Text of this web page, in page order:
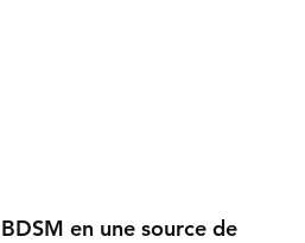
en une source de